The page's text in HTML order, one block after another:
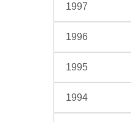
1997
1996
1995
1994